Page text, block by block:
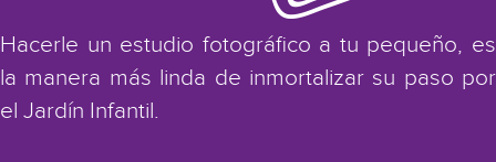
Hacerle un estudio fotográfico a tu pequeño, es
la manera más linda de inmortalizar su paso por
el Jardín Infantil.